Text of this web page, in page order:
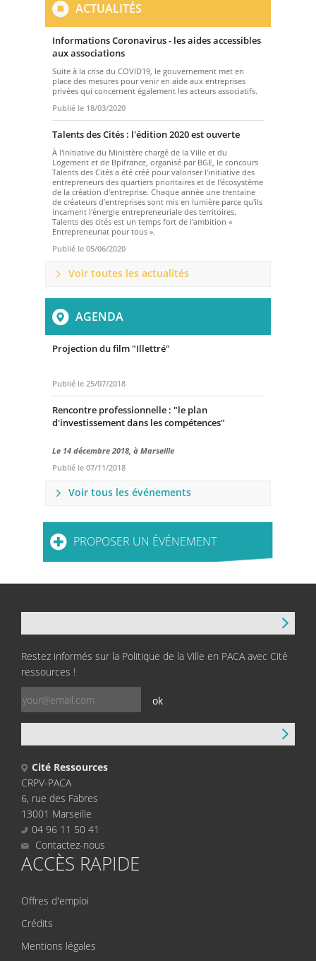
ACTUALITÉS
Informations Coronavirus - les aides accessibles
aux associations
Suite à la crise du COVID19, le gouvernement met en
place des mesures pour venir en aide aux entreprises
privées qui concernent également les acteurs associatifs.
Publié le 18/03/2020
Talents des Cités : l'édition 2020 est ouverte
À l'initiative du Ministère chargé de la Ville et du
Logement et de Bpifrance, organisé par BGE, le concours
Talents des Cités a été créé pour valoriser l'initiative des
entrepreneurs des quartiers prioritaires et de l'écosystème
de la création d'entreprise. Chaque année une trentaine
de créateurs d’entreprises sont mis en lumière parce qu'ils
incarnent l'énergie entrepreneuriale des territoires.
Talents des cités est un temps fort de l'ambition «
Entrepreneuriat pour tous ».
Publié le 05/06/2020
Voir toutes les actualités
AGENDA
Projection du film "Illettré"
Publié le 25/07/2018
Rencontre professionnelle : "le plan
d'investissement dans les compétences"
Le 14 décembre 2018, à Marseille
Publié le 07/11/2018
Voir tous les événements
PROPOSER UN ÉVÉNEMENT
Restez informés sur la Politique de la Ville en PACA avec Cité
ressources !
ok
Cité Ressources
CRPV-PACA
6, rue des Fabres
13001 Marseille
04 96 11 50 41
Contactez-nous
ACCÈS RAPIDE
Offres d'emploi
Crédits
Mentions légales